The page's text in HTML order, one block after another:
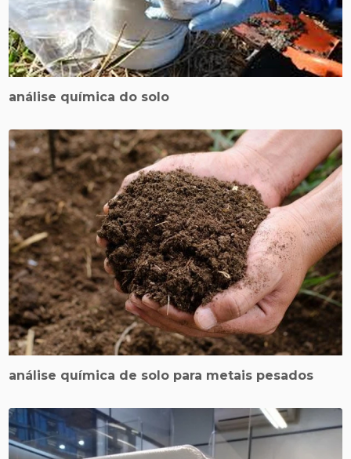
análise química do solo
análise química de solo para metais pesados